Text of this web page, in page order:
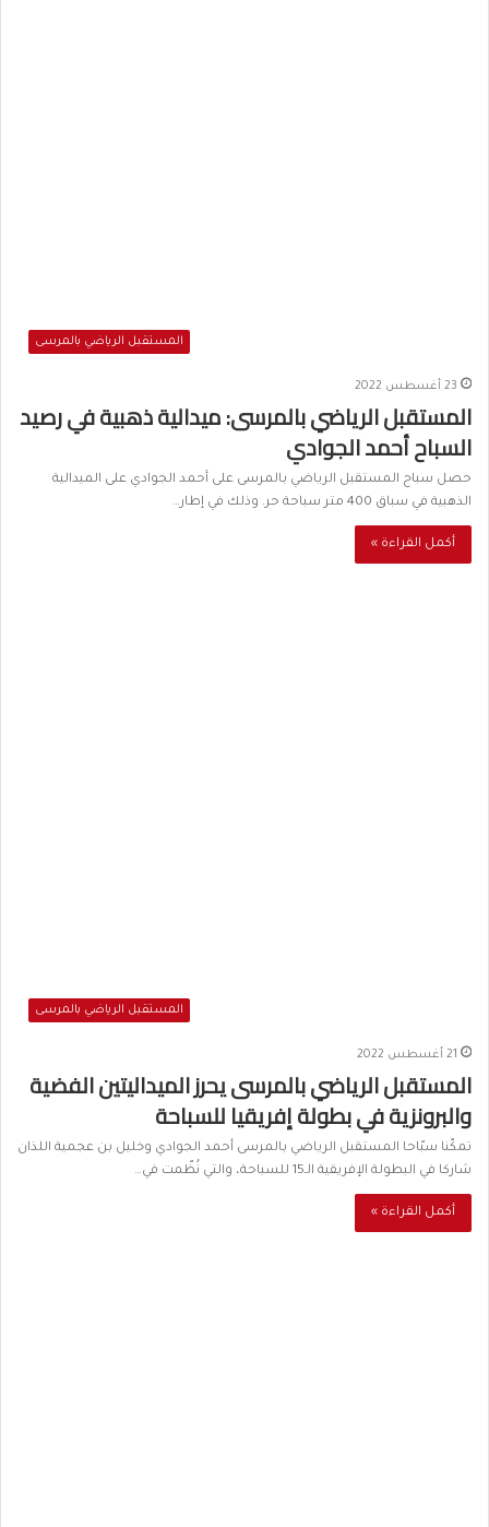
المستقبل الرياضي بالمرسى
23 أغسطس 2022
المستقبل الرياضي بالمرسى: ميدالية ذهبية في رصيد
السباح أحمد الجوادي
حصل سباح المستقبل الرياضي بالمرسى على أحمد الجوادي على الميدالية
الذهبية في سباق 400 متر سباحة حر. وذلك في إطار…
أكمل القراءة »
المستقبل الرياضي بالمرسى
21 أغسطس 2022
المستقبل الرياضي بالمرسى يحرز الميداليتين الفضية
والبرونزية في بطولة إفريقيا للسباحة
تمكّنا سبّاحا المستقبل الرياضي بالمرسى أحمد الجوادي وخليل بن عجمية اللذان
شاركا في البطولة الإفريقية الـ15 للسباحة، والتي نُظّمت في…
أكمل القراءة »